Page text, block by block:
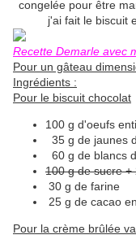
congelée pour être
j'ai fait le biscuit
Recette Demarle avec
Pour un gâteau
Ingrédients :
Pour le biscuit chocolat
100 g d'oeufs
35 g de jaunes
60 g de blancs
100 g de sucre +
30 g de farine
25 g de cacao
Pour la crème brûlée